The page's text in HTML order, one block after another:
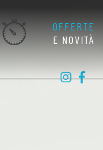
OFFERTE
E NOVITÀ